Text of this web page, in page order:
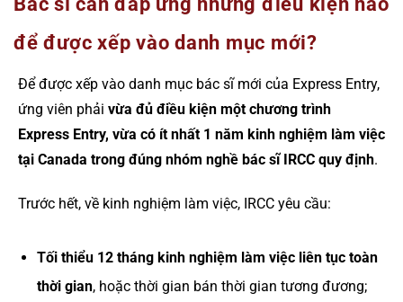
để được xếp vào danh mục mới?
Để được xếp vào danh mục bác sĩ mới của Express Entry,
ứng viên phải vừa đủ điều kiện một chương trình
Express Entry, vừa có ít nhất 1 năm kinh nghiệm làm việc
tại Canada trong đúng nhóm nghề bác sĩ IRCC quy định.
Trước hết, về kinh nghiệm làm việc, IRCC yêu cầu:
Tối thiểu 12 tháng kinh nghiệm làm việc liên tục toàn
thời gian, hoặc thời gian bán thời gian tương đương;